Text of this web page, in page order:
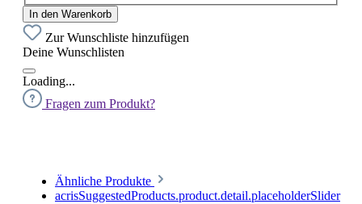
In den Warenkorb
Zur Wunschliste hinzufügen
Deine Wunschlisten
Loading...
Fragen zum Produkt?
Ähnliche Produkte
acrisSuggestedProducts.product.detail.placeholderSlider